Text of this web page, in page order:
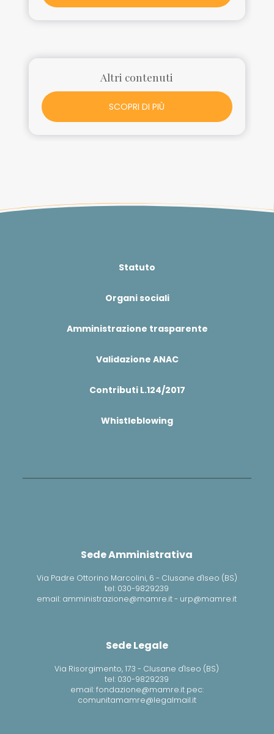
Altri contenuti
SCOPRI DI PIÙ
Statuto
Organi sociali
Amministrazione trasparente
Validazione ANAC
Contributi L.124/2017
Whistleblowing
Sede Amministrativa
Via Padre Ottorino Marcolini, 6 - Clusane d'Iseo (BS)
tel: 030-9829239
email: amministrazione@mamre.it - urp@mamre.it
Sede Legale
Via Risorgimento, 173 - Clusane d'Iseo (BS)
tel: 030-9829239
email: fondazione@mamre.it pec:
comunitamamre@legalmail.it